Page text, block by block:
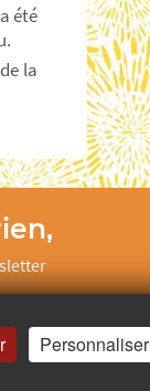
été
la
Personnaliser